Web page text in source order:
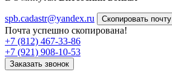
spb.cadastr@yandex.ru Скопировать почту
Почта успешно скопирована!
+7 (812) 467-33-86
+7 (921) 908-10-53
Заказать звонок